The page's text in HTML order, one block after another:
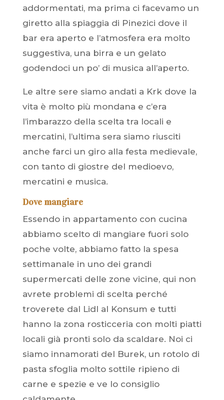
addormentati, ma prima ci facevamo un
giretto alla spiaggia di Pinezici dove il
bar era aperto e l’atmosfera era molto
suggestiva, una birra e un gelato
godendoci un po’ di musica all’aperto.
Le altre sere siamo andati a Krk dove la
vita è molto più mondana e c’era
l’imbarazzo della scelta tra locali e
mercatini, l’ultima sera siamo riusciti
anche farci un giro alla festa medievale,
con tanto di giostre del medioevo,
mercatini e musica.
Dove mangiare
Essendo in appartamento con cucina
abbiamo scelto di mangiare fuori solo
poche volte, abbiamo fatto la spesa
settimanale in uno dei grandi
supermercati delle zone vicine, qui non
avrete problemi di scelta perché
troverete dal Lidl al Konsum e tutti
hanno la zona rosticceria con molti piatti
locali già pronti solo da scaldare. Noi ci
siamo innamorati del Burek, un rotolo di
pasta sfoglia molto sottile ripieno di
carne e spezie e ve lo consiglio